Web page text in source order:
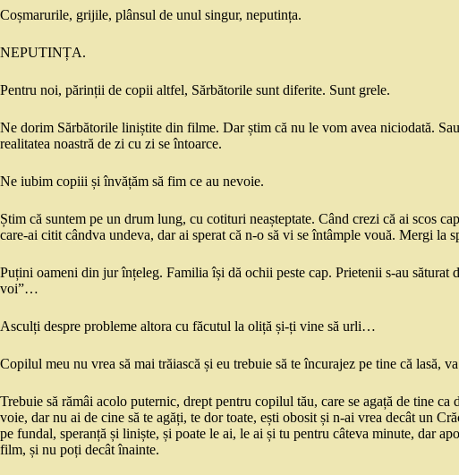
Coșmarurile, grijile, plânsul de unul singur, neputința.
NEPUTINȚA.
Pentru noi, părinții de copii altfel, Sărbătorile sunt diferite. Sunt grele.
Ne dorim Sărbătorile liniștite din filme. Dar știm că nu le vom avea niciodată.
realitatea noastră de zi cu zi se întoarce.
Ne iubim copiii și învățăm să fim ce au nevoie.
Știm că suntem pe un drum lung, cu cotituri neașteptate. Când crezi că ai scos
care-ai citit cândva undeva, dar ai sperat că n-o să vi se întâmple vouă. Mergi la
Puțini oameni din jur înțeleg. Familia își dă ochii peste cap. Prietenii s-au săturat
voi”…
Asculți despre probleme altora cu făcutul la oliță și-ți vine să urli…
Copilul meu nu vrea să mai trăiască și eu trebuie să te încurajez pe tine că lasă,
Trebuie să rămâi acolo puternic, drept pentru copilul tău, care se agață de tine
voie, dar nu ai de cine să te agăți, te dor toate, ești obosit și n-ai vrea decât un
pe fundal, speranță și liniște, și poate le ai, le ai și tu pentru câteva minute, dar
film, și nu poți decât înainte.